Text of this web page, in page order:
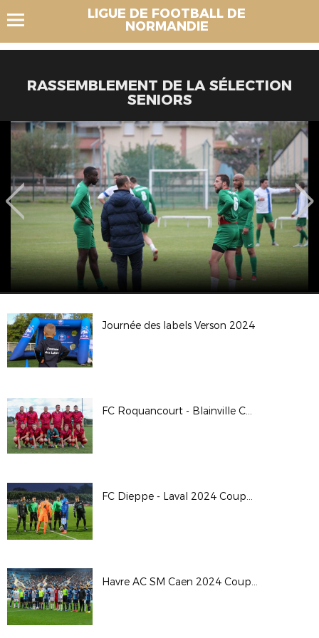
LIGUE DE FOOTBALL DE
NORMANDIE
RASSEMBLEMENT DE LA SÉLECTION
SENIORS
Journée des labels Verson 2024
FC Roquancourt - Blainville Coupe de France 24/25
FC Dieppe - Laval 2024 Coupe de France
Havre AC SM Caen 2024 Coupe de France